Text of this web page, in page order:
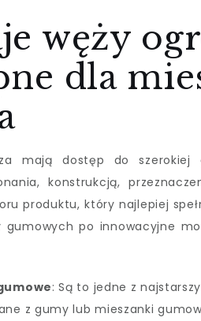
węży
dla
mają dostęp do
konstrukcją,
produktu, który najlepiej
gumowych po innowacyjne
: Są to jedne z
z gumy lub mieszanki